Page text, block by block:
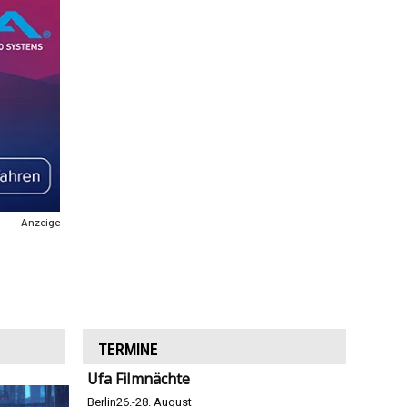
Anzeige
TERMINE
Ufa Filmnächte
Berlin26.-28. August